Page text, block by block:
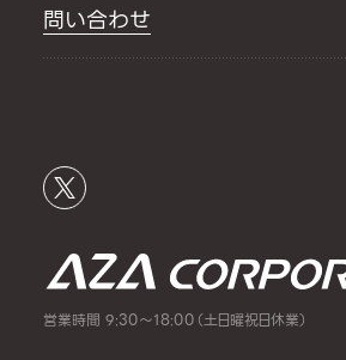
問い合わせ
営業時間 9:30～18:00（土日曜祝日休業）